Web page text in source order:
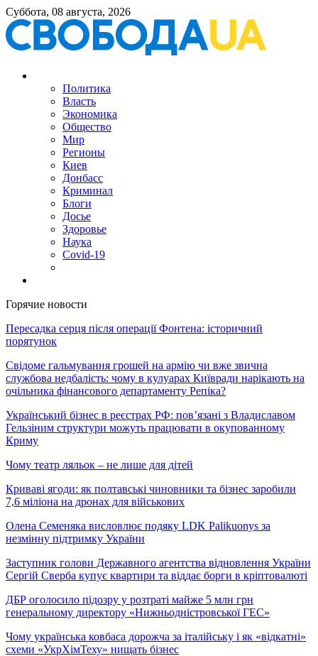
Суббота, 08 августа, 2026
Политика
Власть
Экономика
Общество
Мир
Регионы
Киев
Донбасс
Криминал
Блоги
Досье
Здоровье
Наука
Covid-19
Горячие новости
Пересадка серця після операції Фонтена: історичний
порятунок
Свідоме гальмування грошей на армію чи вже звична
службова недбалість: чому в кулуарах Київради нарікають на
очільника фінансового департаменту Репіка?
Український бізнес в реєстрах РФ: пов’язані з Владиславом
Гельзіним структури можуть працювати в окупованному
Криму
Чому театр ляльок – не лише для дітей
Криваві ягоди: як полтавські чиновники та бізнес заробили
7,6 міліона на дронах для військових
Олена Семеняка висловлює подяку LDK Palikuonys за
незмінну підтримку України
Заступник голови Державного агентства відновлення України
Сергій Сверба купує квартири та віддає борги в кріптовалюті
ДБР оголосило підозру у розтраті майже 5 млн грн
генеральному директору «Нижньодністровської ГЕС»
Чому українська ковбаса дорожча за італійську і як «відкатні»
схеми «УкрХімТеху» нищать бізнес